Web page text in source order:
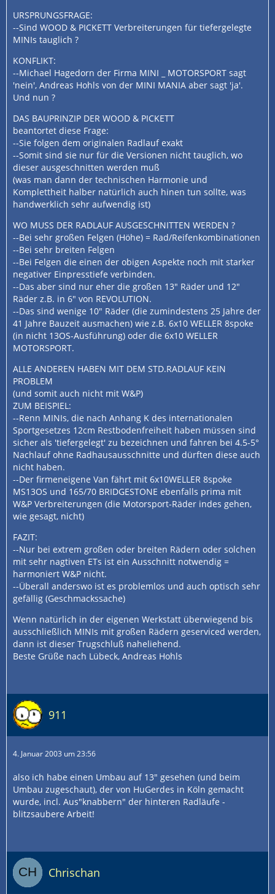
URSPRUNGSFRAGE:
--Sind WOOD & PICKETT Verbreiterungen für tiefergelegte
MINIs tauglich ?
KONFLIKT:
--Michael Hagedorn der Firma MINI _ MOTORSPORT sagt
'nein', Andreas Hohls von der MINI MANIA aber sagt 'ja'.
Und nun ?
DAS BAUPRINZIP DER WOOD & PICKETT
beantortet diese Frage:
--Sie folgen dem originalen Radlauf exakt
--Somit sind sie nur für die Versionen nicht tauglich, wo
dieser ausgeschnitten werden muß
(was man dann der technischen Harmonie und
Komplettheit halber natürlich auch hinen tun sollte, was
handwerklich sehr aufwendig ist)
WO MUSS DER RADLAUF AUSGESCHNITTEN WERDEN ?
--Bei sehr großen Felgen (Höhe) = Rad/Reifenkombinationen
--Bei sehr breiten Felgen
--Bei Felgen die einen der obigen Aspekte noch mit starker
negativer Einpresstiefe verbinden.
--Das aber sind nur eher die großen 13" Räder und 12"
Räder z.B. in 6" von REVOLUTION.
--Das sind wenige 10" Räder (die zumindestens 25 Jahre der
41 Jahre Bauzeit ausmachen) wie z.B. 6x10 WELLER 8spoke
(in nicht 13OS-Ausführung) oder die 6x10 WELLER
MOTORSPORT.
ALLE ANDEREN HABEN MIT DEM STD.RADLAUF KEIN
PROBLEM
(und somit auch nicht mit W&P)
ZUM BEISPIEL:
--Renn MINIs, die nach Anhang K des internationalen
Sportgesetzes 12cm Restbodenfreiheit haben müssen sind
sicher als 'tiefergelegt' zu bezeichnen und fahren bei 4.5-5°
Nachlauf ohne Radhausausschnitte und dürften diese auch
nicht haben.
--Der firmeneigene Van fährt mit 6x10WELLER 8spoke
MS13OS und 165/70 BRIDGESTONE ebenfalls prima mit
W&P Verbreiterungen (die Motorsport-Räder indes gehen,
wie gesagt, nicht)
FAZIT:
--Nur bei extrem großen oder breiten Rädern oder solchen
mit sehr nagtiven ETs ist ein Ausschnitt notwendig =
harmoniert W&P nicht.
--Überall anderswo ist es problemlos und auch optisch sehr
gefällig (Geschmackssache)
Wenn natürlich in der eigenen Werkstatt überwiegend bis
ausschließlich MINIs mit großen Rädern geserviced werden,
dann ist dieser Trugschluß naheliehend.
Beste Grüße nach Lübeck, Andreas Hohls
911
4. Januar 2003 um 23:56
also ich habe einen Umbau auf 13" gesehen (und beim
Umbau zugeschaut), der von HuGerdes in Köln gemacht
wurde, incl. Aus"knabbern" der hinteren Radläufe -
blitzsaubere Arbeit!
Chrischan